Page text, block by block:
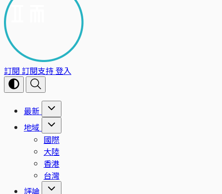
訂閱 訂閱支持登入
最新
地域
國際
大陸
香港
台灣
評論